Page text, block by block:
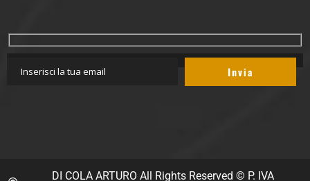
DI COLA ARTURO All Rights Reserved © P. IVA